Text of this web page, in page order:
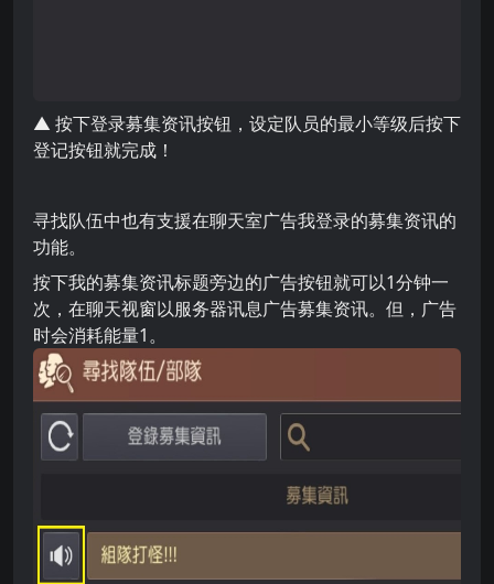
▲ 按下登录募集资讯按钮，设定队员的最小等级后按下
登记按钮就完成！
寻找队伍中也有支援在聊天室广告我登录的募集资讯的
功能。
按下我的募集资讯标题旁边的广告按钮就可以1分钟一
次，在聊天视窗以服务器讯息广告募集资讯。但，广告
时会消耗能量1。